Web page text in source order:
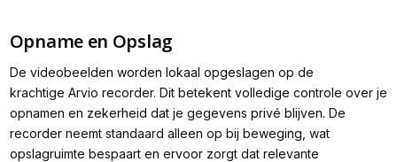
Opname en Opslag
De videobeelden worden lokaal opgeslagen op de
krachtige Arvio recorder. Dit betekent volledige controle over je
opnamen en zekerheid dat je gegevens privé blijven. De
recorder neemt standaard alleen op bij beweging, wat
opslagruimte bespaart en ervoor zorgt dat relevante